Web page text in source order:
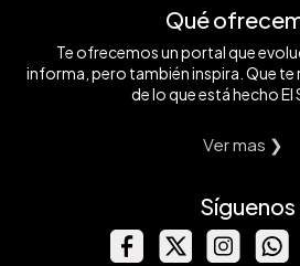
Qué
Te ofrecemos un portal que
informa, pero también inspira. Que
de lo que está hecho El
Ver mas ❯
Síguenos